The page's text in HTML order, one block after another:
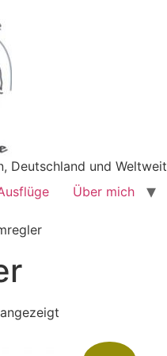
Deutschland und Weltweit
Über mich